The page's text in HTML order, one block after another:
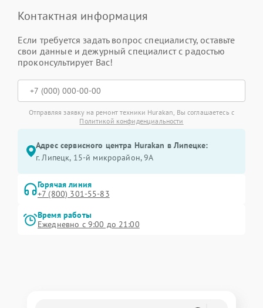
Контактная информация
Если требуется задать вопрос специалисту, оставьте
свои данные и дежурный специалист с радостью
проконсультирует Вас!
Отправляя заявку на ремонт техники Hurakan, Вы соглашаетесь с
Политикой конфиденциальности
Адрес сервисного центра Hurakan в Липецке:
г. Липецк, 15-й микрорайон, 9А
Горячая линия
+7 (800) 301-55-83
Время работы
Ежедневно с 9:00 до 21:00